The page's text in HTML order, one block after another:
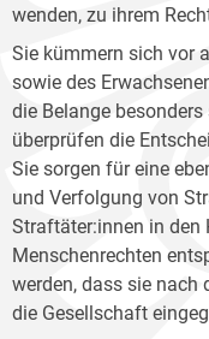
wenden, zu ihrem
Sie kümmern sich vor
sowie des
die Belange
überprüfen die
Sie sorgen für eine
und Verfolgung von
Straftäter:innen in den
Menschenrechten
werden, dass sie nach
die Gesellschaft